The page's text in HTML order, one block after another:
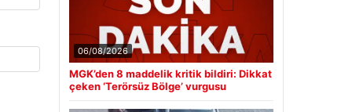
06/08/2026
MGK’den 8 maddelik kritik bildiri: Dikkat
çeken ‘Terörsüz Bölge’ vurgusu